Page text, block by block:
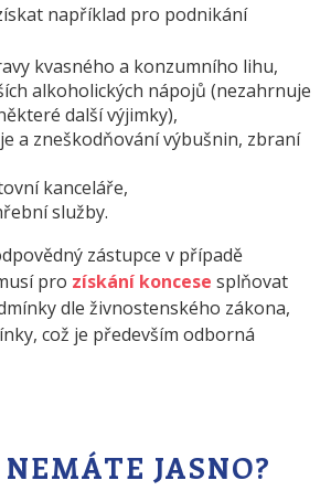
například pro podnikání
kvasného a konzumního lihu,
alkoholických nápojů (nezahrnuje
další výjimky),
a zneškodňování výbušnin, zbraní
kanceláře,
služby.
zástupce v případě
pro získání koncese splňovat
dle živnostenského zákona,
což je především odborná
JASNO?